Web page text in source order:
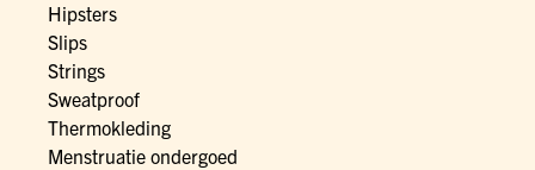
Hipsters
Slips
Strings
Sweatproof
Thermokleding
Menstruatie ondergoed